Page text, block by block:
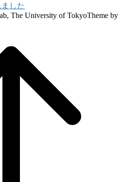
した
The University of TokyoTheme by